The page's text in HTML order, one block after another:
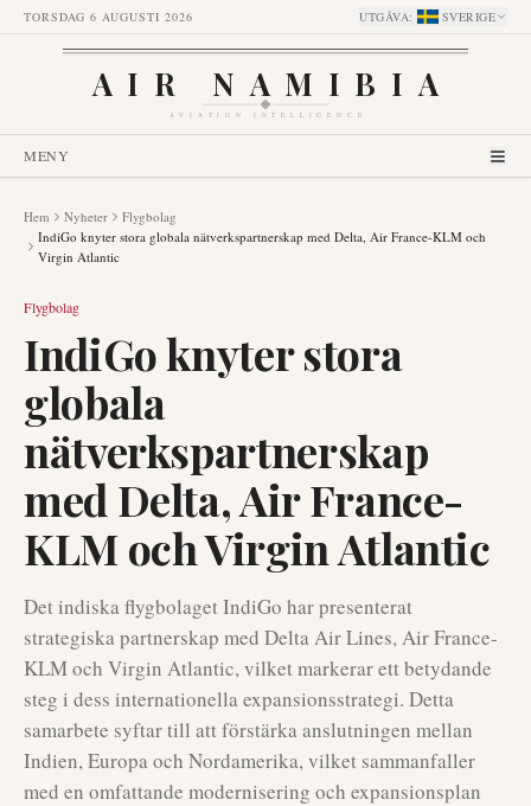
TORSDAG 6 AUGUSTI 2026 UTGÅVA: SVERIGE
AIR NAMIBIA
AVIATION INTELLIGENCE
MENY
Hem Nyheter
Flygbolag
IndiGo knyter stora globala nätverkspartnerskap med Delta, Air France-KLM och
Virgin Atlantic
Flygbolag
IndiGo knyter stora
globala
nätverkspartnerskap
med Delta, Air France-
KLM och Virgin Atlantic
Det indiska flygbolaget IndiGo har presenterat
strategiska partnerskap med Delta Air Lines, Air France-
KLM och Virgin Atlantic, vilket markerar ett betydande
steg i dess internationella expansionsstrategi. Detta
samarbete syftar till att förstärka anslutningen mellan
Indien, Europa och Nordamerika, vilket sammanfaller
med en omfattande modernisering och expansionsplan